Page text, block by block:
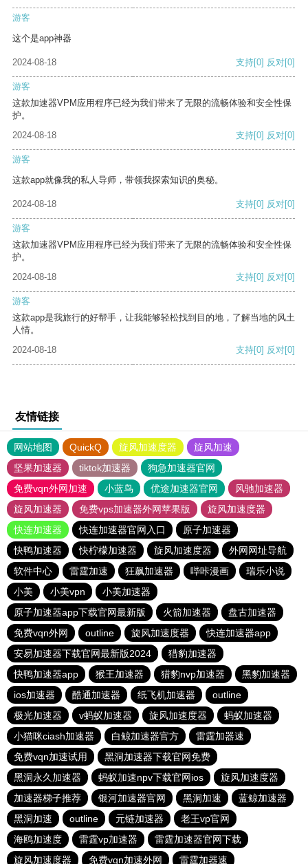
游客
这个是app神器
2024-08-18 支持[0] 反对[0]
游客
这款加速器VPM应用程序已经为我们带来了无限的流畅体验和安全性保
护。
2024-08-18
支持[0] 反对[0]
游客
这款app就像我的私人导师，带领我探索知识的奥秘。
2024-08-18 支持[0] 反对[0]
游客
这款加速器VPM应用程序已经为我们带来了无限的流畅体验和安全性保
护。
2024-08-18
支持[0] 反对[0]
游客
这款app是我旅行的好帮手，让我能够轻松找到目的地，了解当地的风土
人情。
2024-08-18
支持[0] 反对[0]
友情链接
网站地图 QuickQ 旋风加速度器
旋风加速
坚果加速器
tiktok加速器
狗急加速器官网
免费vqn外网加速
小蓝鸟 优途加速器官网
风驰加速器
旋风加速器
免费vps加速器外网苹果版
旋风加速度器
快连加速器
快连加速器官网入口
原子加速器
快鸭加速器
快柠檬加速器 旋风加速度器
外网网址导航
软件中心
雷霆加速 狂飙加速器 哔咔漫画
瑞乐小说
小美
小美vpn
小美加速器
原子加速器app下载官网最新版
火箭加速器
盘古加速器
免费vqn外网
outline 旋风加速度器
快连加速器app
安易加速器下载官网最新版2024
猎豹加速器
快鸭加速器app
猴王加速器 猎豹nvp加速器
黑豹加速器
ios加速器
酷通加速器 纸飞机加速器
outline
极光加速器
v蚂蚁加速器 旋风加速度器
蚂蚁加速器
小猫咪ciash加速器
白鲸加速器官方
雷霆加器速
免费vqn加速试用
黑洞加速器下载官网免费
黑洞永久加速器
蚂蚁加速npv下载官网ios
旋风加速度器
加速器梯子推荐
银河加速器官网 黑洞加速
蓝鲸加速器
黑洞加速
outline 元链加速器
老王vp官网
海鸥加速度
雷霆vp加速器
雷霆加速器官网下载
旋风加速度器
免费vqn加速外网 雷霆加器速